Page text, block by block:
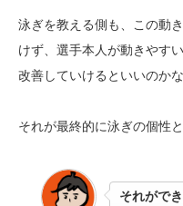
泳ぎを教える側も、この動
けず、選手本人が動きやす
改善していけるといいのかな
それが最終的に泳ぎの個性
それがで